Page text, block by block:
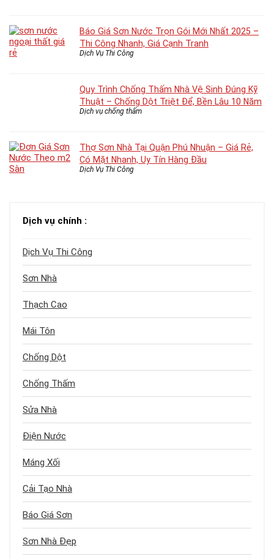
Báo Giá Sơn Nước Trọn Gói Mới Nhất 2025 –
Thi Công Nhanh, Giá Cạnh Tranh
Dịch Vụ Thi Công
Quy Trình Chống Thấm Nhà Vệ Sinh Đúng Kỹ
Thuật – Chống Dột Triệt Để, Bền Lâu 10 Năm
Dịch vụ chống thấm
Thợ Sơn Nhà Tại Quận Phú Nhuận – Giá Rẻ,
Có Mặt Nhanh, Uy Tín Hàng Đầu
Dịch Vụ Thi Công
Dịch vụ chính :
Dịch Vụ Thi Công
Sơn Nhà
Thạch Cao
Mái Tôn
Chống Dột
Chống Thấm
Sửa Nhà
Điện Nước
Máng Xối
Cải Tạo Nhà
Báo Giá Sơn
Sơn Nhà Đẹp